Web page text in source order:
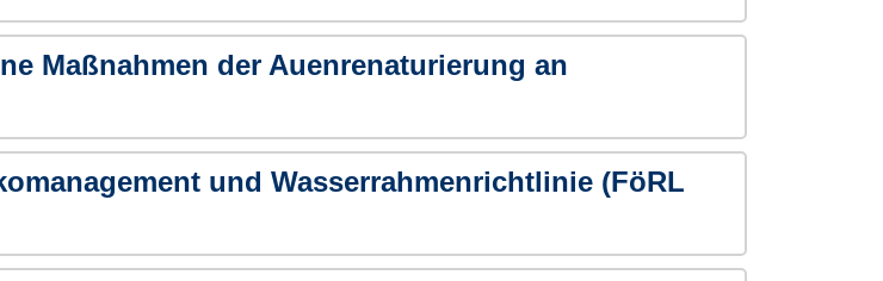
Maßnahmen der Auenrenaturierung an
und Wasserrahmenrichtlinie (FöRL